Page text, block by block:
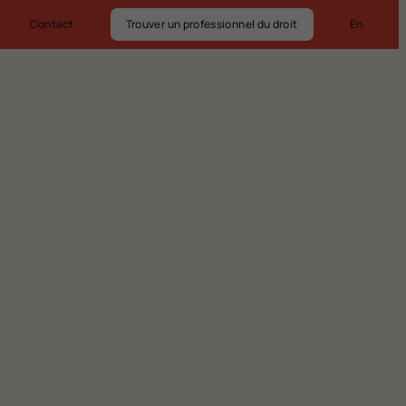
Contact Trouver un professionnel du droit En